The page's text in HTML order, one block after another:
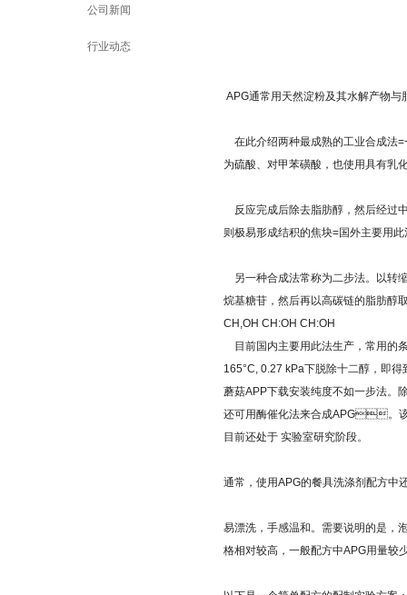
公司新闻
行业动态
APG通常用天然淀粉及其水解产物与脂肪
在此介绍两种最成熟的工业合成法=一
为硫酸、对甲苯磺酸，也使用具有
反应完成后除去脂肪醇，然后经过中
则极易形成结积的焦块=国外主要用此法
另一种合成法常称为二步法。以转
烷基糖苷，然后再以高碳链的脂肪醇
CH,OH CH:OH CH:OH
目前国内主要用此法生产，常用的
165°C, 0.27 kPa下脱除十二醇，即
蘑菇APP下载安装纯度不如一步法。除
还可用酶催化法来合成APG。该法具有
目前还处于 实验室研究阶段。
通常，使用APG的餐具洗涤剂配方中
易漂洗，手感温和。需要说明的是
格相对较高，一般配方中APG用量较